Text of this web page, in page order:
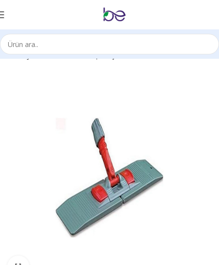
Ana Sayfa Sarf Ürünleri Mop Başlıkları